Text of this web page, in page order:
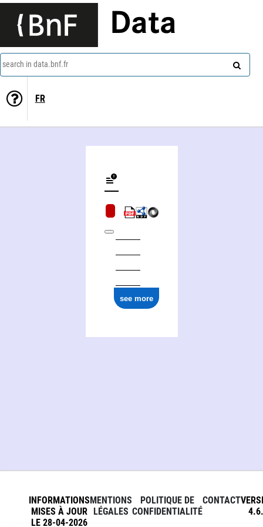
Data
search in data.bnf.fr
FR
see more
INFORMATIONS
MISES À JOUR
LE 28-04-2026
MENTIONS
LÉGALES
POLITIQUE DE
CONFIDENTIALITÉ
CONTACT